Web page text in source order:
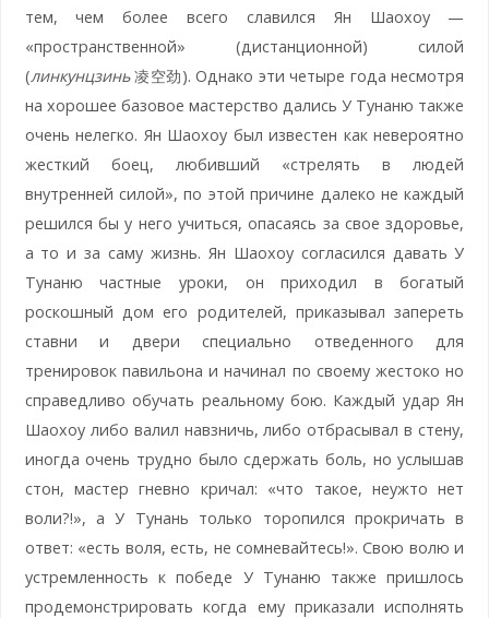
тем, чем более всего славился Ян Шаохоу —
«пространственной» (дистанционной) силой
(линкунцзинь凌空劲). Однако эти четыре года несмотря
на хорошее базовое мастерство дались У Тунаню также
очень нелегко. Ян Шаохоу был известен как невероятно
жесткий боец, любивший «стрелять в людей
внутренней силой», по этой причине далеко не каждый
решился бы у него учиться, опасаясь за свое здоровье,
а то и за саму жизнь. Ян Шаохоу согласился давать У
Тунаню частные уроки, он приходил в богатый
роскошный дом его родителей, приказывал запереть
ставни и двери специально отведенного для
тренировок павильона и начинал по своему жестоко но
справедливо обучать реальному бою. Каждый удар Ян
Шаохоу либо валил навзничь, либо отбрасывал в стену,
иногда очень трудно было сдержать боль, но услышав
стон, мастер гневно кричал: «что такое, неужто нет
воли?!», а У Тунань только торопился прокричать в
ответ: «есть воля, есть, не сомневайтесь!». Свою волю и
устремленность к победе У Тунаню также пришлось
продемонстрировать когда ему приказали исполнять